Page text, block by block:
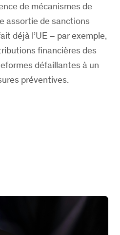
de mécanismes de
assortie de sanctions
déjà l’UE – par exemple,
financières des
défaillantes à un
préventives.